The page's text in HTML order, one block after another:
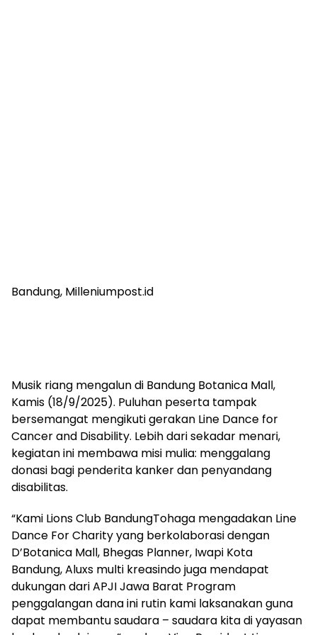
Bandung, Milleniumpost.id
Musik riang mengalun di Bandung Botanica Mall,
Kamis (18/9/2025). Puluhan peserta tampak
bersemangat mengikuti gerakan Line Dance for
Cancer and Disability. Lebih dari sekadar menari,
kegiatan ini membawa misi mulia: menggalang
donasi bagi penderita kanker dan penyandang
disabilitas.
“Kami Lions Club BandungTohaga mengadakan Line
Dance For Charity yang berkolaborasi dengan
D’Botanica Mall, Bhegas Planner, Iwapi Kota
Bandung, Aluxs multi kreasindo juga mendapat
dukungan dari APJI Jawa Barat Program
penggalangan dana ini rutin kami laksanakan guna
dapat membantu saudara – saudara kita di yayasan